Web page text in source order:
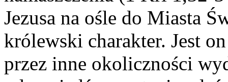
Jezusa na ośle do Miasta
królewski charakter. Jest
przez inne okoliczności